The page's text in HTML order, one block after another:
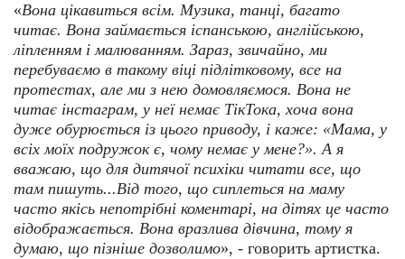
«Вона цікавиться всім. Музика, танці, багато
читає. Вона займається іспанською, англійською,
ліпленням і малюванням. Зараз, звичайно, ми
перебуваємо в такому віці підлітковому, все на
протестах, але ми з нею домовляємося. Вона не
читає інстаграм, у неї немає ТікТока, хоча вона
дуже обурюється із цього приводу, і каже: «Мама, у
всіх моїх подружок є, чому немає у мене?». А я
вважаю, що для дитячої психіки читати все, що
там пишуть...Від того, що сиплеться на маму
часто якісь непотрібні коментарі, на дітях це часто
відображається. Вона вразлива дівчина, тому я
думаю, що пізніше дозволимо», - говорить артистка.